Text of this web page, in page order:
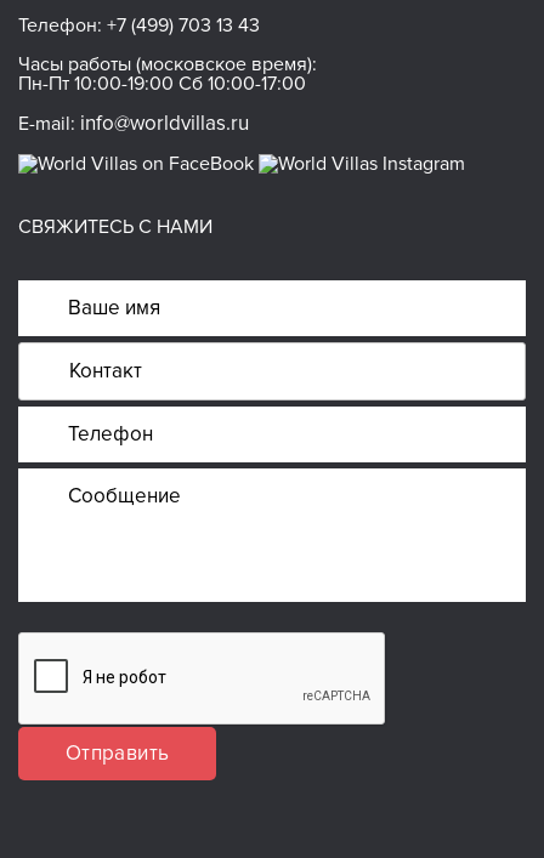
Телефон: +7 (499) 703 13 43
Часы работы (московское время):
Пн-Пт 10:00-19:00 Сб 10:00-17:00
E-mail: info@worldvillas.ru
СВЯЖИТЕСЬ С НАМИ
Отправить